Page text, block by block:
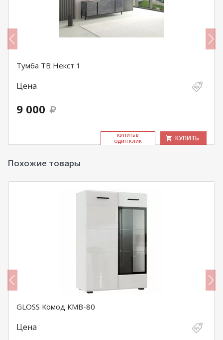
Тумба ТВ Некст 1
Цена
9 000
КУ­ПИТЬ В
ОДИН КЛИК
КУПИТЬ
Похожие товары
GLOSS Комод КМВ-80
Цена